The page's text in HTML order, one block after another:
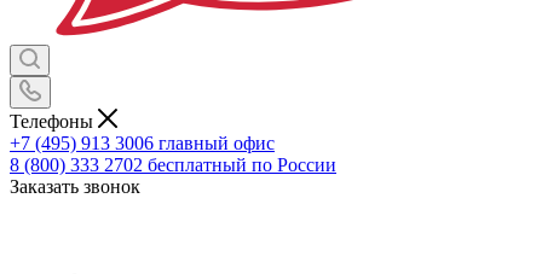
Телефоны
+7 (495) 913 3006 главный офис
8 (800) 333 2702 бесплатный по России
Заказать звонок